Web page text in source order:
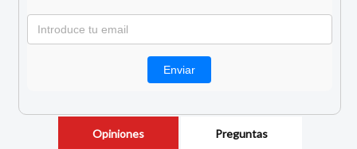
Opiniones Preguntas